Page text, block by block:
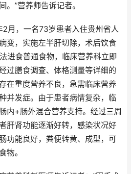
。”营养师告诉记者。
，一名73岁患者入住贵州省人
变，实施左半肝切除，术后饮食
进食普通食物，临床营养科立即
过膳食调查、体格测量等详细的
在重度营养不良，急需临床营养
并发症。由于患者病情复杂，临
内+肠外混合营养支持。经过三周
肝肾功能逐渐好转，感染状况好
功能良好，粪便转黄、成型，可
物。